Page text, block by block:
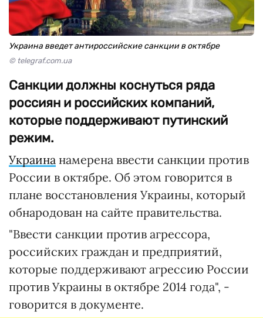
Украина введет антироссийские санкции в октябре
© telegraf.com.ua
Санкции должны коснуться ряда
россиян и российских компаний,
которые поддерживают путинский
режим.
Украина намерена ввести санкции против
России в октябре. Об этом говорится в
плане восстановления Украины, который
обнародован на сайте правительства.
"Ввести санкции против агрессора,
российских граждан и предприятий,
которые поддерживают агрессию России
против Украины в октябре 2014 года", -
говорится в документе.